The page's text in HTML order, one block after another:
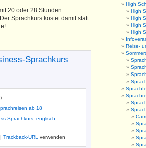
20 oder 28 Stunden
Sprachkurs kostet damit statt
Sprachkurs
ab 18
Sprachkurs englisch
| Trackback-URL verwenden
High
High
High
High
High
Reise-